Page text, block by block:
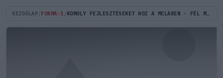
KEZDŐLAP FORMA-1 KOMOLY FEJLESZTÉSEKET HOZ A MCLAREN - FÉL MÁSODPERCES GYORSULÁST VÁRNAK TŐLÜK